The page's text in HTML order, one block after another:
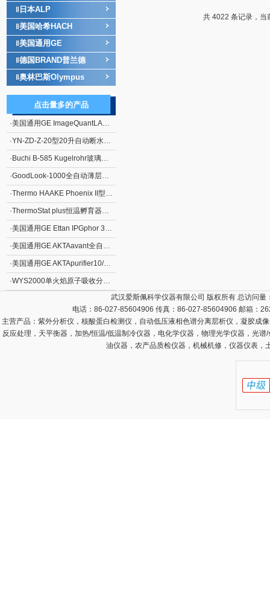
日本ALP
美国哈希HACH
美国通用GE
德国BRAND普兰德
奥林巴斯Olympus
点击量多的产品
·美国通用GE ImageQuantLAS4000化学发光成像分析仪
·YN-ZD-Z-20型20升自动断水不锈钢电热蒸馏水器
· Buchi B-585 Kugelrohr玻璃蒸馏仪
·GoodLook-1000全自动薄层色谱成像系统
·Thermo HAAKE Phoenix II型P1-C25P制冷水浴
·ThermoStat plus恒温孵育器（艾本德）
·美国通用GE Ettan IPGphor 3双向电泳系统*向等电聚焦系统
·美国通用GE AKTAavant全自动蛋白质分离纯化系统
·美国通用GE AKTApurifier10/100蛋白质快速纯化系统
·WYS2000单火焰原子吸收分光光度计
共 4022 条记录，
武汉爱斯佩科学仪器有限公司 版权所有 总访问量
电话：86-027-85604906 传真：86-027-85604906 邮箱：
主营产品： 紫外分析仪，核酸蛋白检测仪，自动低压液相色谱分离层析仪，凝胶成
反应处理，天平衡器，加热/恒温/低温制冷仪器，电化学仪器，物理光学仪器，光
油仪器，农产品质检仪器，机械机修，仪器仪表，